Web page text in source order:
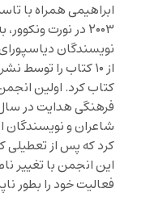
ابراهیمی همراه با
۲۰۰۳ در نورت
نویسندگان
از ۱۰ کتاب را توسط
کتاب کرد. اولین
شاعران و نویسندگان
این انجمن با تغییر
فعالیت خود را بطور